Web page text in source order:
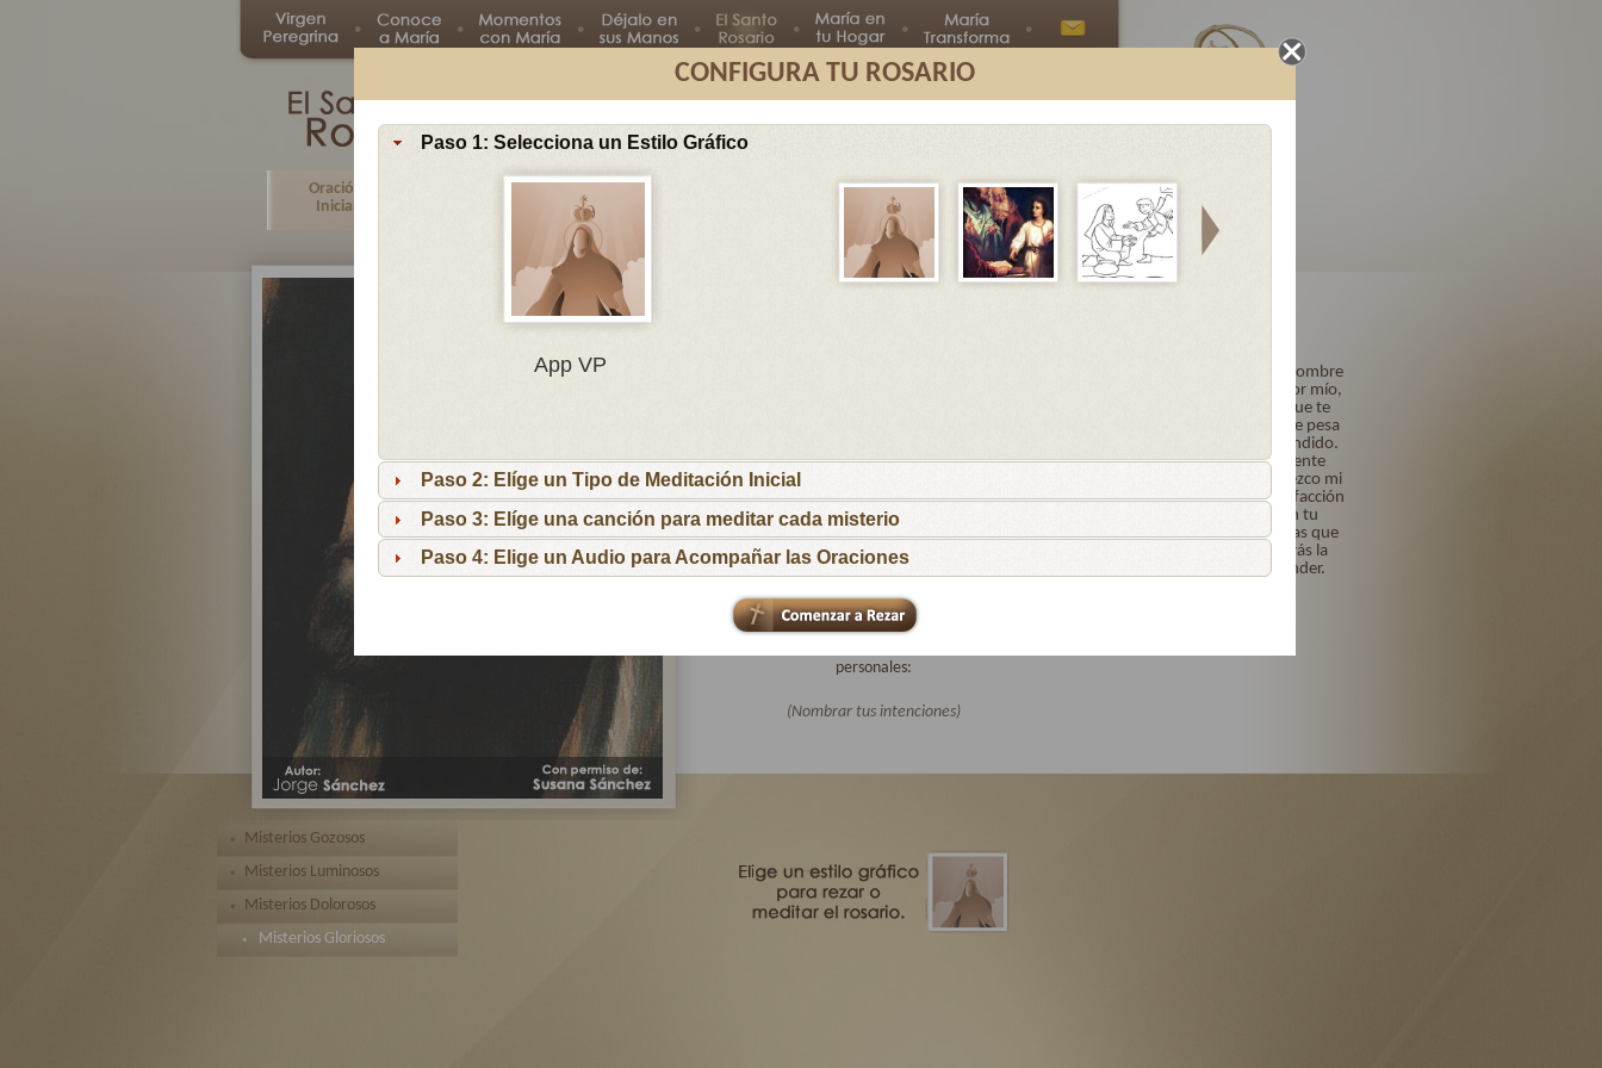
CONFIGURA TU ROSARIO
Paso 1: Selecciona un Estilo Gráfico
App VP
Paso 2: Elíge un Tipo de Meditación Inicial
Paso 3: Elíge una canción para meditar cada misterio
Paso 4: Elige un Audio para Acompañar las Oraciones
Oración
Inicial
Misterio
Cuarto
Quinto
Misterio
Letanías
Misterios Gloriosos
los obispos y párrocos, por las familias que
esperan nuevos hijos para que las ayudes a
recibirlos y educarlos cristianamente y por los
niños y jóvenes con inquietudes vocacionales
para que respondan al llamado de tu Hijo
Amoroso.
Te pido especialmente por las intenciones de
todas las familias afiliadas a Virgen Peregrina
personales:
(Nombrar tus intenciones)
Señor mío Jesucristo, Dios y Hombre
verdadero, Creador y Redentor mío,
por ser Tú quien eres y porque te
amo sobre todas las cosas, me pesa
de todo corazón haberte ofendido.
Quiero y propongo firmemente
confesarme a su tiempo. Ofrezco mi
vida, obras y trabajos en satisfacción
de mis pecados y confío en tu
bondad y misericordia infinitas que
me los perdonarás y me darás la
gracia para no volverte ofender.
Misterios Gozosos
Misterios Luminosos
Misterios Dolorosos
Misterios Gloriosos